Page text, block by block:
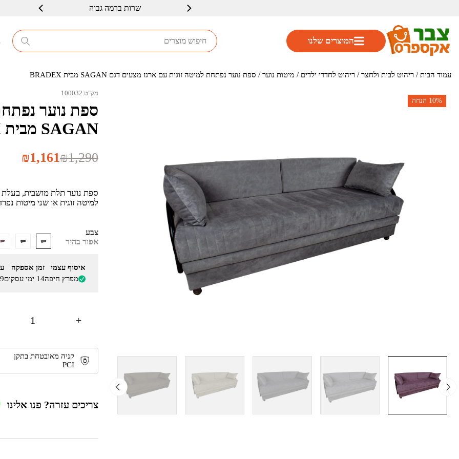
שרות ברמה גבוה
המוצרים שלנו
עמוד הבית / ריהוט לבית ולחצר / ריהוט לחדרי ילדים / מיטות נוער / ספת נוער נפתחת למיטה זוגית עם ארגז מצעים דגם SAGAN מבית BRADEX
10% הנחה
מק"ט 100032
ספת נוער
SAGAN מבית BRADEX
₪1,290המחיר
₪1,290.
₪1,161
המחיר
₪1,161.
ספת נוער תלת מושבית, בעלת
למיטה זוגית או שני מיטות
צבע
אפור בהיר
איסוף עצמי
מפרץ חיפה
זמן אספקה
14 ימי עסקים
+
קניה מאובטחת בתקן
PCI
צריכים עזרה? פנו אלינו